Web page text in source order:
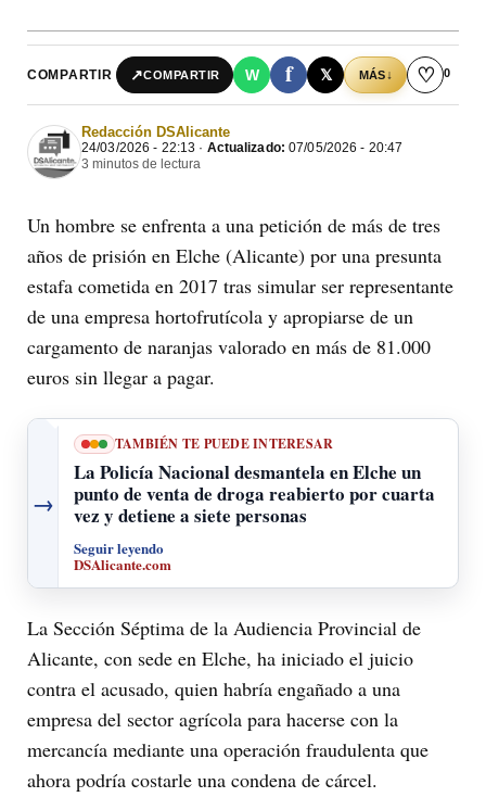
COMPARTIR ↗COMPARTIR W f 𝕏 MÁS↓ ♡ 0
Redacción DSAlicante
24/03/2026 - 22:13 · Actualizado: 07/05/2026 - 20:47
3 minutos de lectura
Un hombre se enfrenta a una petición de más de tres
años de prisión en Elche (Alicante) por una presunta
estafa cometida en 2017 tras simular ser representante
de una empresa hortofrutícola y apropiarse de un
cargamento de naranjas valorado en más de 81.000
euros sin llegar a pagar.
→
TAMBIÉN TE PUEDE INTERESAR
La Policía Nacional desmantela en Elche un
punto de venta de droga reabierto por cuarta
vez y detiene a siete personas
Seguir leyendo
DSAlicante.com
La Sección Séptima de la Audiencia Provincial de
Alicante, con sede en Elche, ha iniciado el juicio
contra el acusado, quien habría engañado a una
empresa del sector agrícola para hacerse con la
mercancía mediante una operación fraudulenta que
ahora podría costarle una condena de cárcel.